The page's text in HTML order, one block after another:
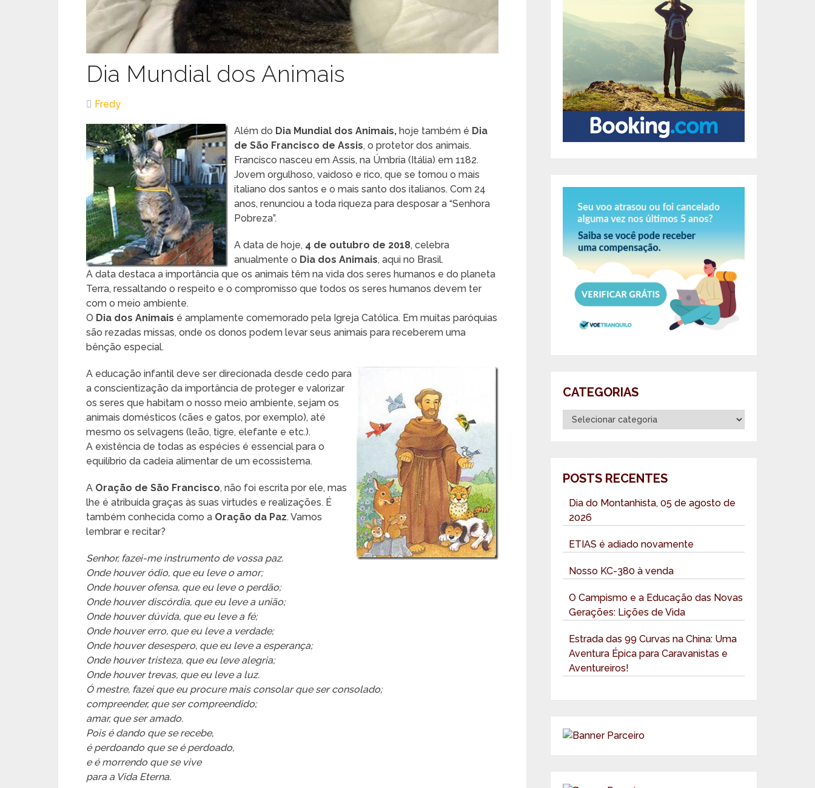
Dia Mundial dos Animais
Fredy
Além do Dia Mundial dos Animais, hoje também é Dia
de São Francisco de Assis, o protetor dos animais.
Francisco nasceu em Assis, na Úmbria (Itália) em 1182.
Jovem orgulhoso, vaidoso e rico, que se tornou o mais
italiano dos santos e o mais santo dos italianos. Com 24
anos, renunciou a toda riqueza para desposar a “Senhora
Pobreza”.
A data de hoje, 4 de outubro de 2018, celebra
anualmente o Dia dos Animais, aqui no Brasil.
A data destaca a importância que os animais têm na vida dos seres humanos e do planeta
Terra, ressaltando o respeito e o compromisso que todos os seres humanos devem ter
com o meio ambiente.
O Dia dos Animais é amplamente comemorado pela Igreja Católica. Em muitas paróquias
são rezadas missas, onde os donos podem levar seus animais para receberem uma
bênção especial.
A educação infantil deve ser direcionada desde cedo para
a conscientização da importância de proteger e valorizar
os seres que habitam o nosso meio ambiente, sejam os
animais domésticos (cães e gatos, por exemplo), até
mesmo os selvagens (leão, tigre, elefante e etc.).
A existência de todas as espécies é essencial para o
equilíbrio da cadeia alimentar de um ecossistema.
A Oração de São Francisco, não foi escrita por ele, mas
lhe é atribuída graças às suas virtudes e realizações. É
também conhecida como a Oração da Paz. Vamos
lembrar e recitar?
Senhor, fazei-me instrumento de vossa paz.
Onde houver ódio, que eu leve o amor;
Onde houver ofensa, que eu leve o perdão;
Onde houver discórdia, que eu leve a união;
Onde houver dúvida, que eu leve a fé;
Onde houver erro, que eu leve a verdade;
Onde houver desespero, que eu leve a esperança;
Onde houver tristeza, que eu leve alegria;
Onde houver trevas, que eu leve a luz.
Ó mestre, fazei que eu procure mais consolar que ser consolado;
compreender, que ser compreendido;
amar, que ser amado.
Pois é dando que se recebe,
é perdoando que se é perdoado,
e é morrendo que se vive
para a Vida Eterna.
CATEGORIAS
Categorias
POSTS RECENTES
Dia do Montanhista, 05 de agosto de
2026
ETIAS é adiado novamente
Nosso KC-380 à venda
O Campismo e a Educação das Novas
Gerações: Lições de Vida
Estrada das 99 Curvas na China: Uma
Aventura Épica para Caravanistas e
Aventureiros!